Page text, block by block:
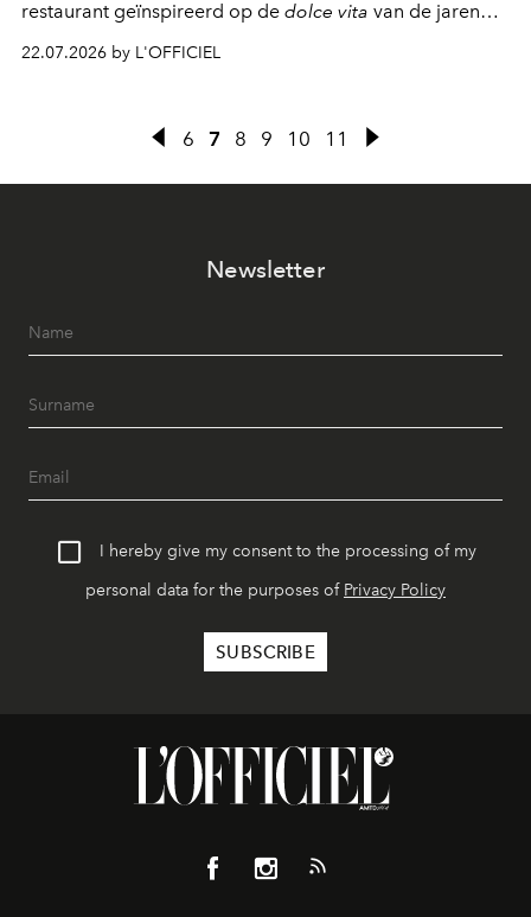
restaurant geïnspireerd op de dolce vita van de jaren
zestig, een Japanse hotspot die na zonsondergang
verandert in een bruisende ontmoetingsplek en de
neerstrijkt in Saint-Tropez. Dit zijn de nieuwe adressen
die deze zomer de toon zetten, van lange lunches tot
zwoele nachten.
22.07.2026 by L'OFFICIEL
6 7 8 9 10 11
Newsletter
I hereby give my consent to the processing of my
personal data for the purposes of Privacy Policy